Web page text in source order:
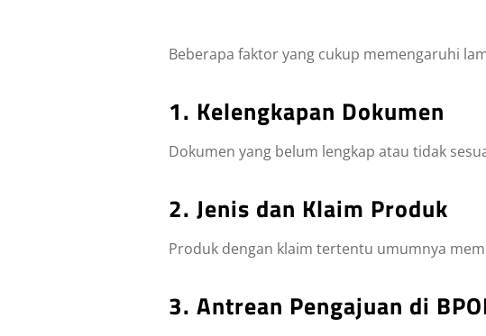
Beberapa faktor yang cukup memengaruhi
1. Kelengkapan Dokumen
Dokumen yang belum lengkap atau tidak
2. Jenis dan Klaim Produk
Produk dengan klaim tertentu umumnya
3. Antrean Pengajuan di